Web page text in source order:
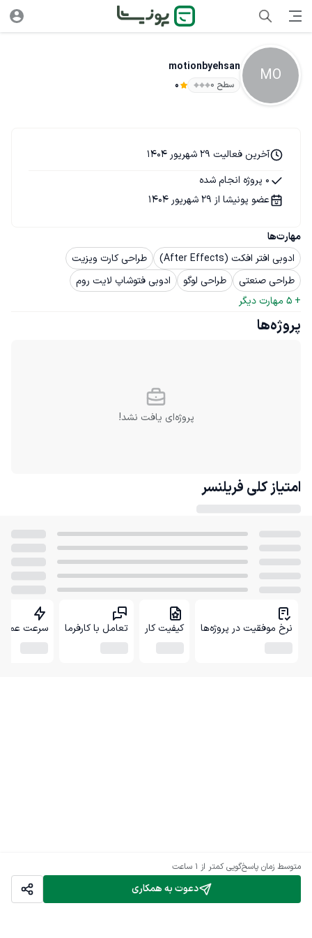
MO
motionbyehsan
سطح ۰ 0
دعوت به همکاری
متوسط زمان پاسخ‌گویی کمتر از 1 ساعت
مهارت‌ها
ادوبی افتر افکت (After Effects)
طراحی کارت ویزیت
طراحی صنعتی
طراحی لوگو
ادوبی فتوشاپ لایت روم
+
5 مهارت دیگر
آخرین فعالیت 29 شهریور 1404
0 پروژه انجام شده
عضو پونیشا از 29 شهریور 1404
پروژه‌ها
پروژه‌ای یافت نشد!
امتیاز کلی فریلنسر
نرخ موفقیت در پروژه‌ها کیفیت کار تعامل با کارفرما سرعت عمل